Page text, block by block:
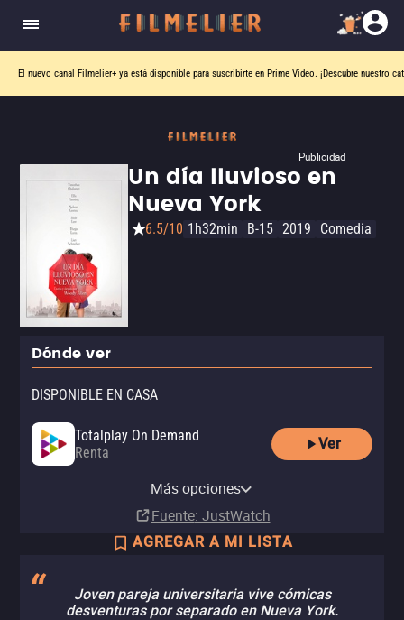
El nuevo canal Filmelier+ ya está disponible para suscribirte en Prime Video. ¡Descubre nuestro
Publicidad
Un día lluvioso en
Nueva York
6.5/10 1h32min B-15 2019 Comedia
Dónde ver
DISPONIBLE EN CASA
Totalplay On Demand
Renta
Ver
Amazon Video
Apple TV Store
Más opciones
Fuente: JustWatch
AGREGAR A MI LISTA
Joven pareja universitaria vive cómicas
desventuras por separado en Nueva York.